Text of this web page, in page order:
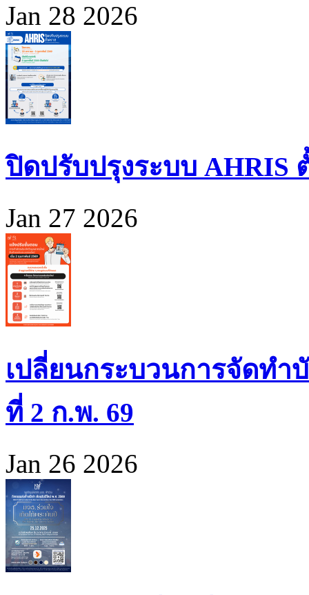
Jan 28 2026
ปิดปรับปรุงระบบ AHRIS
Jan 27 2026
เปลี่ยนกระบวนการจัดทำ
ที่ 2 ก.พ. 69
Jan 26 2026